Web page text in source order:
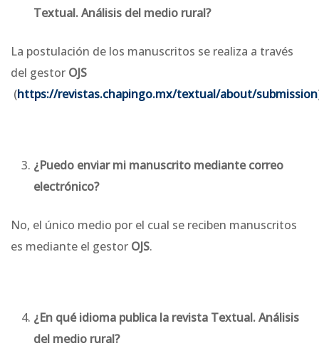
Textual. Análisis del medio rural?
La postulación de los manuscritos se realiza a través
del gestor OJS
(https://revistas.chapingo.mx/textual/about/submission
¿Puedo enviar mi manuscrito mediante correo
electrónico?
No, el único medio por el cual se reciben manuscritos
es mediante el gestor OJS.
¿En qué idioma publica la revista Textual. Análisis
del medio rural?